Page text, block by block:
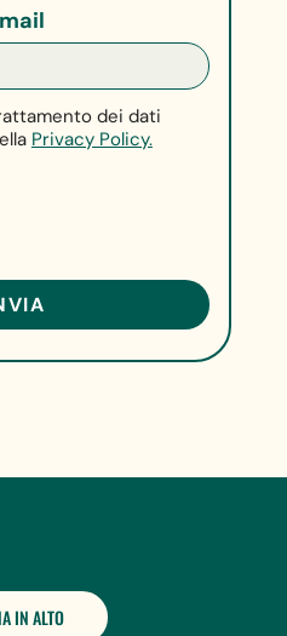
dei dati
Privacy Policy.
IN ALTO